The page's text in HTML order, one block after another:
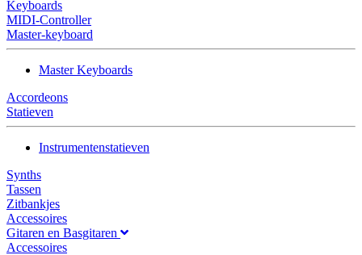
Keyboards
MIDI-Controller
Master-keyboard
Master Keyboards
Accordeons
Statieven
Instrumentenstatieven
Synths
Tassen
Zitbankjes
Accessoires
Gitaren en Basgitaren
Accessoires